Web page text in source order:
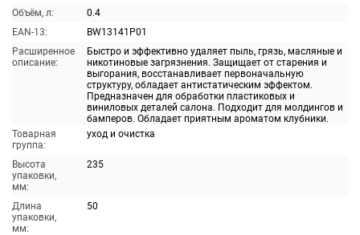
Объём, л:
0.4
EAN-13:
BW13141P01
Расширенное
описание:
Быстро и эффективно удаляет пыль, грязь, масляные и
никотиновые загрязнения. Защищает от старения и
выгорания, восстанавливает первоначальную
структуру, обладает антистатическим эффектом.
Предназначен для обработки пластиковых и
виниловых деталей салона. Подходит для молдингов и
бамперов. Обладает приятным ароматом клубники.
Товарная
группа:
уход и очистка
Высота
упаковки,
мм:
235
Длина
упаковки,
мм:
50